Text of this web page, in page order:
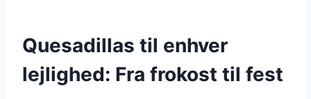
Quesadillas til enhver
lejlighed: Fra frokost til fest